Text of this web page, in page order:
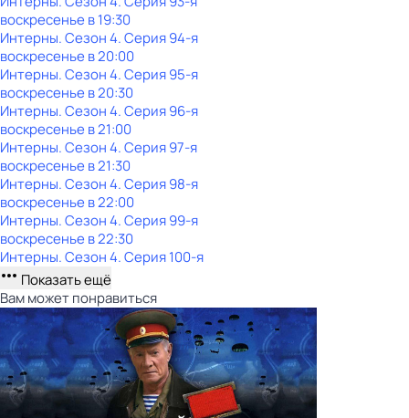
воскресенье в19:30
Интерны. Сезон 4. Серия 94-я
воскресенье в20:00
Интерны. Сезон 4. Серия 95-я
воскресенье в20:30
Интерны. Сезон 4. Серия 96-я
воскресенье в21:00
Интерны. Сезон 4. Серия 97-я
воскресенье в21:30
Интерны. Сезон 4. Серия 98-я
воскресенье в22:00
Интерны. Сезон 4. Серия 99-я
воскресенье в22:30
Интерны. Сезон 4. Серия 100-я
Показать ещё
Вам может понравиться